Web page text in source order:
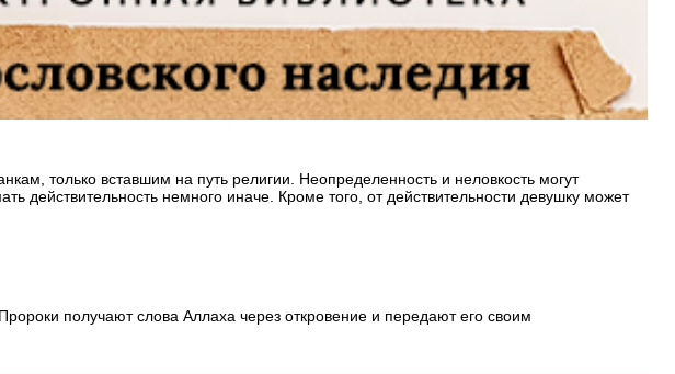
только вставшим на путь религии. Неопределенность и неловкость могут
действительность немного иначе. Кроме того, от действительности девушку может
получают слова Аллаха через откровение и передают его своим